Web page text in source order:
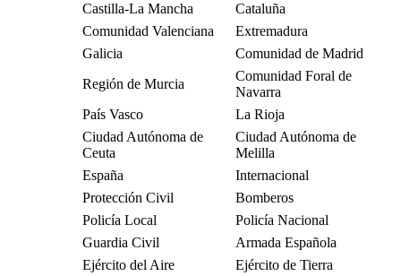
Castilla-La Mancha
Cataluña
Comunidad Valenciana
Extremadura
Galicia
Comunidad de Madrid
Región de Murcia
Comunidad Foral de
Navarra
País Vasco
La Rioja
Ciudad Autónoma de
Ceuta
Ciudad Autónoma de
Melilla
España
Internacional
Protección Civil
Bomberos
Policía Local
Policía Nacional
Guardia Civil
Armada Española
Ejército del Aire
Ejército de Tierra